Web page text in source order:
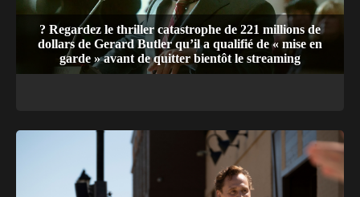
? Regardez le thriller catastrophe de 221 millions de
dollars de Gerard Butler qu’il a qualifié de « mise en
garde » avant de quitter bientôt le streaming